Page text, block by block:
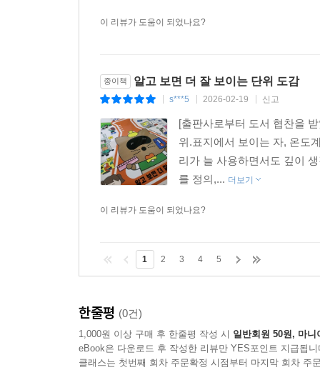
이 리뷰가 도움이 되었나요?
종이책 알고 보면 더 잘 보이는 단위 도감
s***5 2026-02-19 신고
[출판사로부터 도서 협찬을
위.표지에서 보이는 자, 온도
리가 늘 사용하면서도 깊이
를 정의,... 더보기
이 리뷰가 도움이 되었나요?
1 2 3 4 5
한줄평 (0건)
1,000원 이상 구매 후 한줄평 작성 시 일반회원 50원, 마니
eBook은 다운로드 후 작성한 리뷰만 YES포인트 지급됩니
클래스는 첫번째 회차 주문확정 시점부터 마지막 회차 주